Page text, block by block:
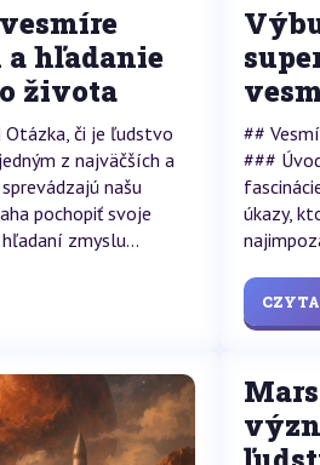
hľadanie
života
či je ľudstvo
z najväčších a
našu
pochopiť svoje
zmyslu...
##
###
úkazy,